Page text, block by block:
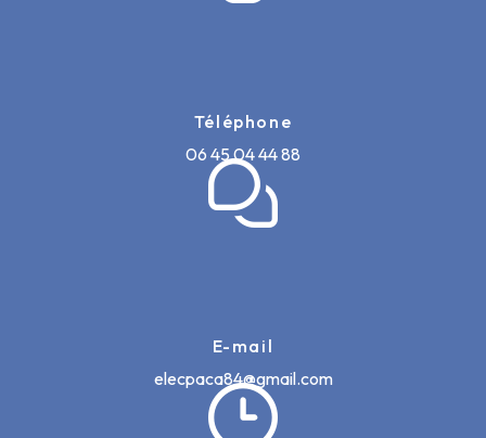
Téléphone
06 45 04 44 88
E-mail
elecpaca84@gmail.com